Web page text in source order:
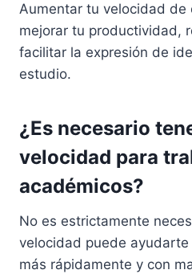
Aumentar tu velocidad de
mejorar tu productividad,
facilitar la expresión de
estudio.
¿Es necesario
velocidad para
académicos?
No es estrictamente
velocidad puede
más rápidamente y con